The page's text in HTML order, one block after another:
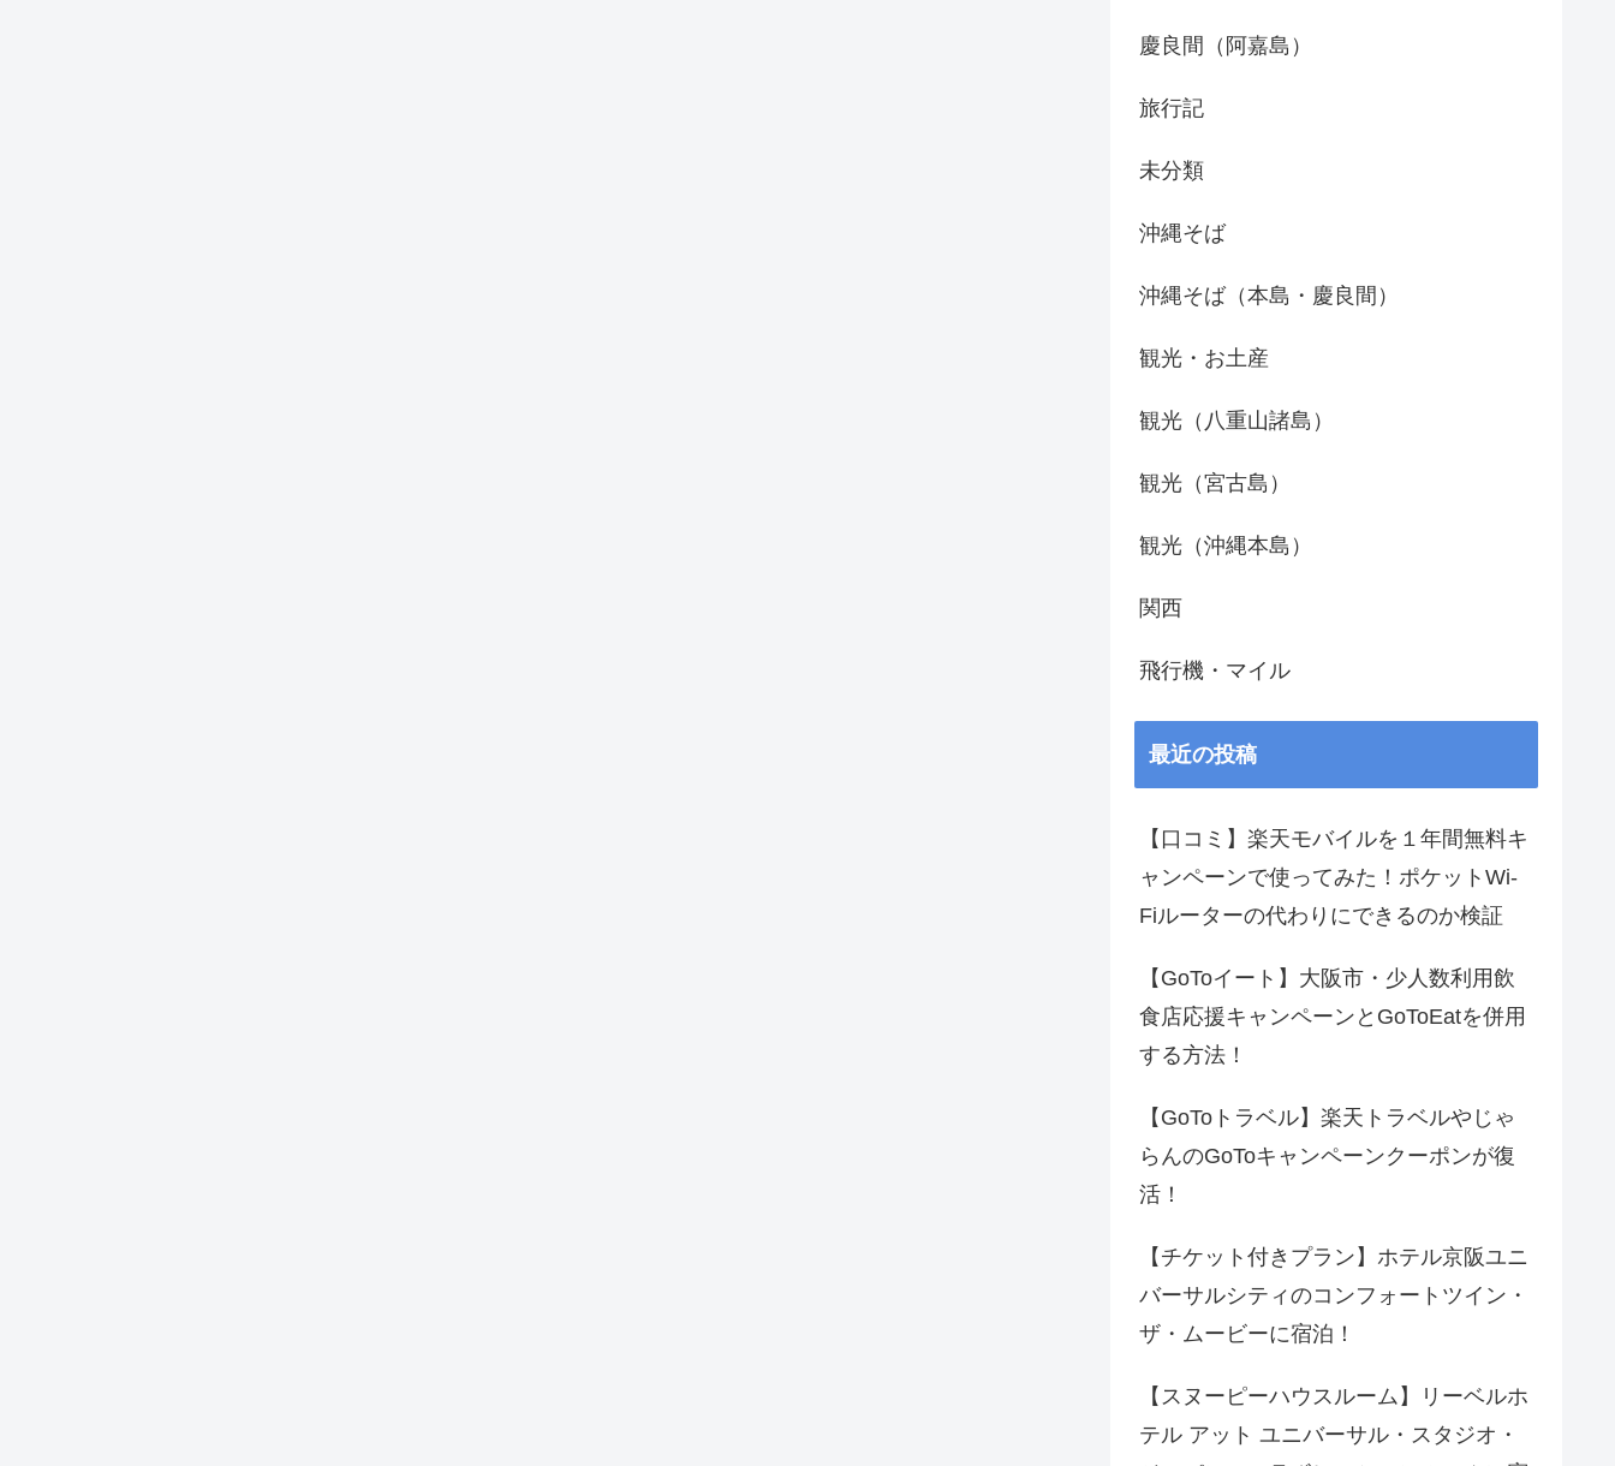
慶良間（阿嘉島）
旅行記
未分類
沖縄そば
沖縄そば（本島・慶良間）
観光・お土産
観光（八重山諸島）
観光（宮古島）
観光（沖縄本島）
関西
飛行機・マイル
最近の投稿
【口コミ】楽天モバイルを１年間無料キ
ャンペーンで使ってみた！ポケットWi-
Fiルーターの代わりにできるのか検証
【GoToイート】大阪市・少人数利用飲
食店応援キャンペーンとGoToEatを併用
する方法！
【GoToトラベル】楽天トラベルやじゃ
らんのGoToキャンペーンクーポンが復
活！
【チケット付きプラン】ホテル京阪ユニ
バーサルシティのコンフォートツイン・
ザ・ムービーに宿泊！
【スヌーピーハウスルーム】リーベルホ
テル アット ユニバーサル・スタジオ・